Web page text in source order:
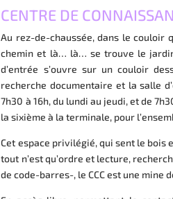
CENTRE DE
Au rez-de-chaussée, dans le
chemin et là… là… se trouve le
d’entrée s’ouvre sur un couloir
recherche documentaire et la salle
7h30 à 16h, du lundi au jeudi, et de
la sixième à la terminale, pour
Cet espace privilégié, qui sent le bois
tout n’est qu’ordre et lecture,
de code-barres-, le CCC est une mine